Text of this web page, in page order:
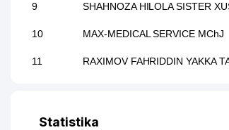
9 SHAHNOZA HILOLA SISTER
10 MAX-MEDICAL SERVICE MChJ
11 RAXIMOV FAHRIDDIN YAKKA
13 ISTIQBOL FARM SAVDO MChJ
Statistika